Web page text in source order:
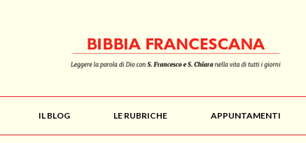
IL BLOG LE RUBRICHE APPUNTAMENTI